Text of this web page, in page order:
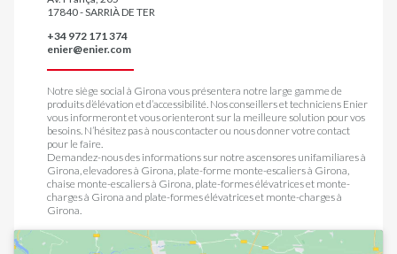
17840 - SARRIÀ DE TER
+34 972 171 374
enier@enier.com
Notre siège social à Girona vous présentera notre large gamme de
produits d’élévation et d’accessibilité. Nos conseillers et techniciens Enier
vous informeront et vous orienteront sur la meilleure solution pour vos
besoins. N’hésitez pas à nous contacter ou nous donner votre contact
pour le faire.
Demandez-nous des informations sur notreascensores unifamiliares à
Girona ,elevadores à Girona plate-forme monte-escaliers à Girona
chaise monte-escaliers à Girona plate-formes élévatrices et monte-
charges à Girona and plate-formes élévatrices et monte-charges à
Girona